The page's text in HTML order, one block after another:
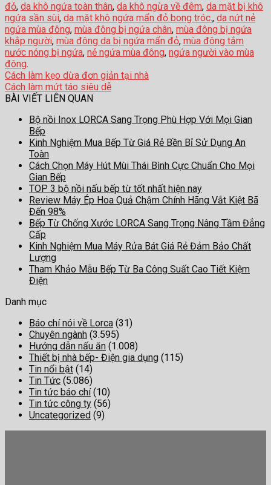
đỏ, da khô ngứa toàn thân, da khô ngừa về đêm, da mặt bị khô
ngứa sần sùi, da mặt khô ngứa mẩn đỏ bong tróc., da nứt nẻ
ngứa mùa đông, mùa đông bị ngứa chân, mùa đông bị ngứa
khắp người, mùa đông da bị ngứa mẩn đỏ, mùa đông tắm
nước nóng bị ngứa, nẻ ngứa mùa đông, ngứa người vào mùa
đông.
Cách làm kẹo dừa đơn giản tại nhà
Cách làm mứt táo siêu dễ
BÀI VIẾT LIÊN QUAN
Bộ nồi Inox LORCA Sang Trọng Phù Hợp Với Mọi Gian
Bếp
Kinh Nghiệm Mua Bếp Từ Giá Rẻ Bền Bỉ Sử Dụng An
Toàn
Cách Chọn Máy Hút Mùi Thái Bình Cực Chuẩn Cho Mọi
Gian Bếp
TOP 3 bộ nồi nấu bếp từ tốt nhất hiện nay
Review Máy Ép Hoa Quả Chậm Chính Hãng Vắt Kiệt Bã
Đến 98%
Bếp Từ Chống Xước LORCA Sang Trọng Nâng Tầm Đẳng
Cấp
Kinh Nghiệm Mua Máy Rửa Bát Giá Rẻ Đảm Bảo Chất
Lượng
Tham Khảo Mẫu Bếp Từ Ba Công Suất Cao Tiết Kiệm
Điện
Danh mục
Báo chí nói về Lorca (31)
Chuyên ngành (3.595)
Hướng dẫn nấu ăn (1.008)
Thiết bị nhà bếp- Điện gia dụng (115)
Tin nổi bật (14)
Tin Tức (5.086)
Tin tức báo chí(10)
Tin tức công ty (56)
Uncategorized (9)